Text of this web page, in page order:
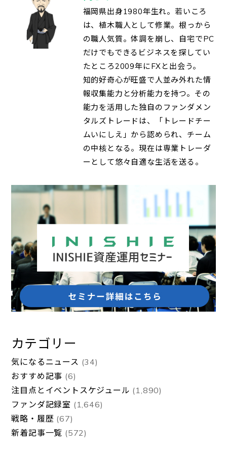
福岡県出身1980年生れ。若いころ
は、植木職人として修業。根っから
の職人気質。体調を崩し、自宅でPC
だけでもできるビジネスを探してい
たところ2009年にFXと出会う。
知的好奇心が旺盛で人並み外れた情
報収集能力と分析能力を持つ。その
能力を活用した独自のファンダメン
タルズトレードは、「トレードチー
ムいにしえ」から認められ、チーム
の中核となる。現在は専業トレーダ
ーとして悠々自適な生活を送る。
カテゴリー
気になるニュース (34)
おすすめ記事 (6)
注目点とイベントスケジュール (1,890)
ファンダ記録室 (1,646)
戦略・履歴 (67)
新着記事一覧 (572)